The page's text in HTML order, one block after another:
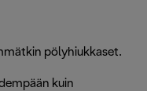
pölyhiukkaset.
kuin